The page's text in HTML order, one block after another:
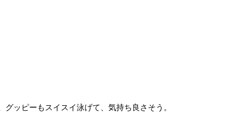
ッピーもスイスイ泳げて、気持ち良さそう。